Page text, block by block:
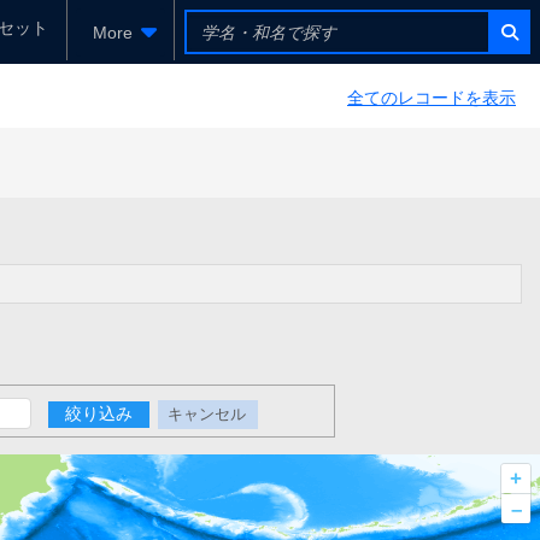
ット More
全てのレコードを表示
絞り込み キャンセル
+
–